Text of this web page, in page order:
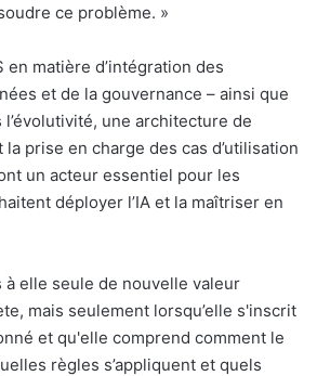
ce problème. »
en matière d’intégration des
et de la gouvernance – ainsi que
une architecture de
prise en charge des cas d’utilisation
un acteur essentiel pour les
déployer l’IA et la maîtriser en
à elle seule de nouvelle valeur
mais seulement lorsqu’elle s'inscrit
et qu'elle comprend comment le
règles s’appliquent et quels